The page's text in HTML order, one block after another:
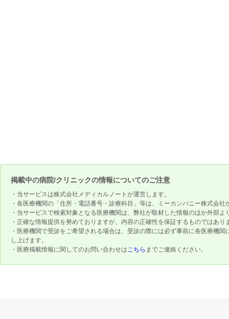
掲載中の病院/クリニックの情報についてのご注意
・当サービスは株式会社メディカルノートが運営します。
・各医療機関の「住所・電話番号・診療科目」等は、ミーカンパニー株式会
・当サービスで検索対象となる医療機関は、弊社が取材した情報のほか外部
・正確な情報提供を努めておりますが、内容の正確性を保証するものではあり
・医療機関で受診をご希望される場合は、受診の際には必ず事前に各医療機
し上げます。
・医療掲載情報に関してのお問い合わせはこちら までご連絡ください。